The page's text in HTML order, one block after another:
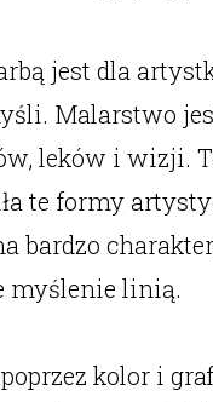
jest dla
Malarstwo
leków i wizji.
te formy
bardzo
myślenie linią.
kolor i